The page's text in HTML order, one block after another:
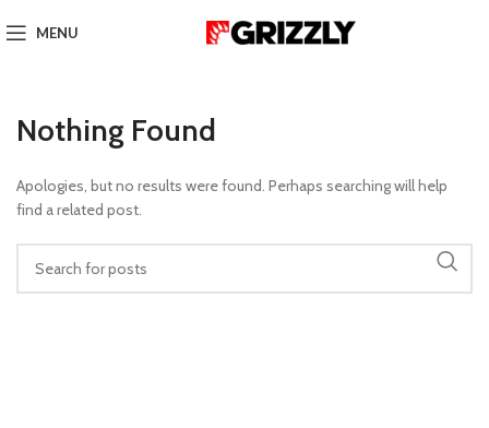
MENU
Nothing Found
Apologies, but no results were found. Perhaps searching will help
find a related post.